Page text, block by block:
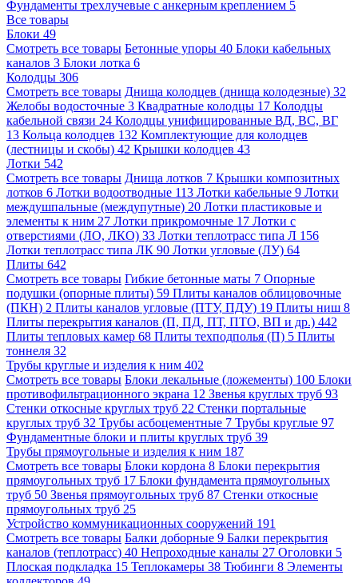
Фундаменты трехлучевые с анкерным креплением 5
Все товары
Блоки 49
Смотреть все товары Бетонные упоры 40 Блоки кабельных
каналов 3 Блоки лотка 6
Колодцы 306
Смотреть все товары Днища колодцев (днища колодезные) 32
Желобы водосточные 3 Квадратные колодцы 17 Колодцы
кабельной связи 24 Колодцы унифицированные ВД, ВС, ВГ
13 Кольца колодцев 132 Комплектующие для колодцев
(лестницы и скобы) 42 Крышки колодцев 43
Лотки 542
Смотреть все товары Днища лотков 7 Крышки композитных
лотков 6 Лотки водоотводные 113 Лотки кабельные 9 Лотки
междушпальные (междупутные) 20 Лотки пластиковые и
элементы к ним 27 Лотки прикромочные 17 Лотки с
отверстиями (ЛО, ЛКО) 33 Лотки теплотрасс типа Л 156
Лотки теплотрасс типа ЛК 90 Лотки угловые (ЛУ) 64
Плиты 642
Смотреть все товары Гибкие бетонные маты 7 Опорные
подушки (опорные плиты) 59 Плиты каналов облицовочные
(ПКН) 2 Плиты каналов угловые (ПТУ, ПДУ) 19 Плиты ниш 8
Плиты перекрытия каналов (П, ПД, ПТ, ПТО, ВП и др.) 442
Плиты тепловых камер 68 Плиты техподполья (П) 5 Плиты
тоннеля 32
Трубы круглые и изделия к ним 402
Смотреть все товары Блоки лекальные (ложементы) 100 Блоки
противофильтрационного экрана 12 Звенья круглых труб 93
Стенки откосные круглых труб 22 Стенки портальные
круглых труб 32 Трубы асбоцементные 7 Трубы круглые 97
Фундаментные блоки и плиты круглых труб 39
Трубы прямоугольные и изделия к ним 187
Смотреть все товары Блоки кордона 8 Блоки перекрытия
прямоугольных труб 17 Блоки фундамента прямоугольных
труб 50 Звенья прямоугольных труб 87 Стенки откосные
прямоугольных труб 25
Устройство коммуникационных сооружений 191
Смотреть все товары Балки доборные 9 Балки перекрытия
каналов (теплотрасс) 40 Непроходные каналы 27 Оголовки 5
Плоская подкладка 15 Теплокамеры 38 Тюбинги 8 Элементы